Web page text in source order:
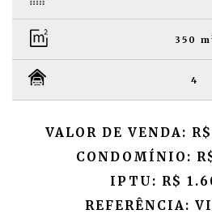
350
4
VALOR DE VENDA:
CONDOMÍNIO:
IPTU: R$
REFERÊNCIA: